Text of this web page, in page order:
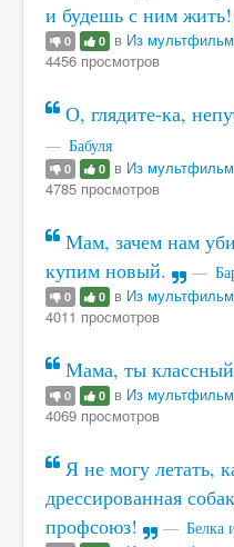
и будешь с ним жить!
0 0 в Из
4456 просмотров
О, глядите-ка,
Бабуля
0 0 в Из
4785 просмотров
Мам, зачем нам
купим новый.
0 0 в Из
4011 просмотров
Мама, ты
0 0 в Из
4069 просмотров
Я не могу летать,
дрессированная
профсоюз!
Белка